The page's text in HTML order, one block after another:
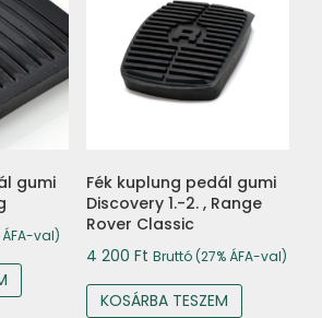
gumi
ÁFA-val)
Fék kuplung pedál gumi
Discovery 1.-2. , Range
Rover Classic
4 200 Ft Bruttó (27% ÁFA-val)
KOSÁRBA TESZEM